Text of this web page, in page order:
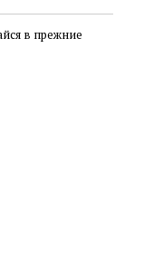
в прежние